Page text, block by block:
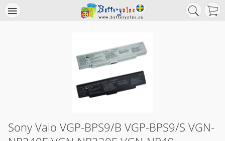
Sony Vaio VGP-BPS9/B VGP-BPS9/S VGN-